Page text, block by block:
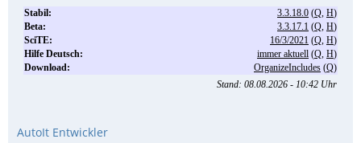
AutoIt Entwickler